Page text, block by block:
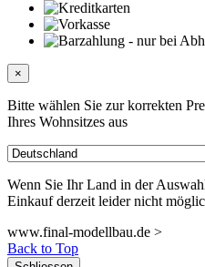
×
Bitte wählen Sie zur korrekten
Ihres Wohnsitzes aus
Wenn Sie Ihr Land in der
Einkauf derzeit leider nicht
www.final-modellbau.de >
Back to Top